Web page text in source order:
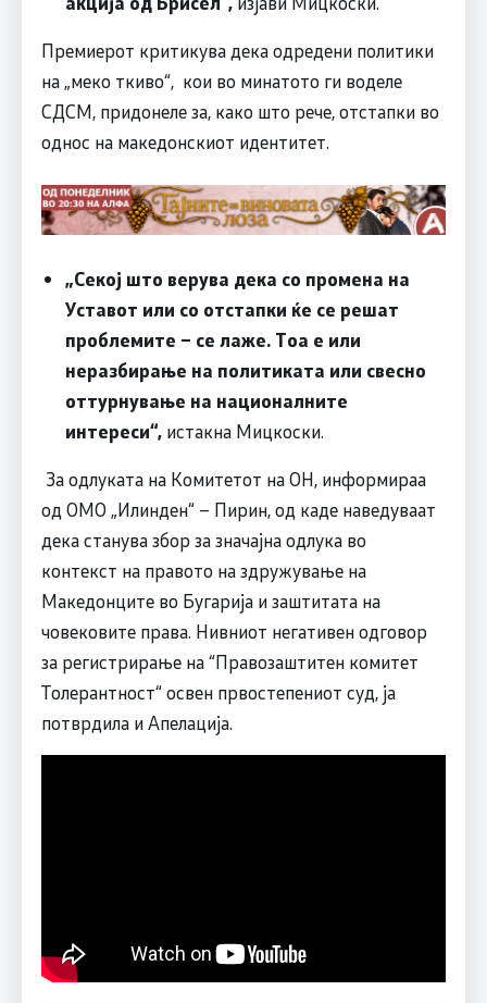
Премиерот критикува дека одредени политики
на „меко ткиво“, кои во минатото ги воделе
СДСМ, придонеле за, како што рече, отстапки во
однос на македонскиот идентитет.
„Секој што верува дека со промена на
Уставот или со отстапки ќе се решат
проблемите – се лаже. Тоа е или
неразбирање на политиката или свесно
оттурнување на националните
интереси“,истакна Мицкоски.
За одлуката на Комитетот на ОН, информираа
од ОМО „Илинден“ – Пирин, од каде наведуваат
дека станува збор за значајна одлука во
контекст на правото на здружување на
Македонците во Бугарија и заштитата на
човековите права. Нивниот негативен одговор
за регистрирање на “Правозаштитен комитет
Толерантност“ освен првостепениот суд, ја
потврдила и Апелација.